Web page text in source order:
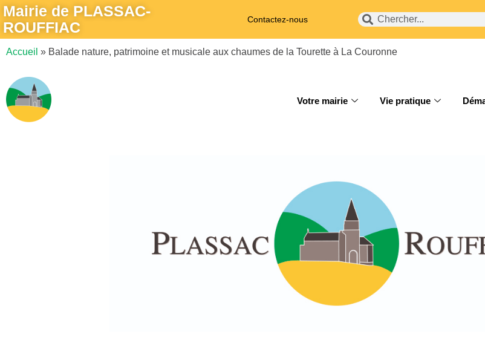
Mairie de PLASSAC-
ROUFFIAC
Contactez-nous
Accueil » Balade nature, patrimoine et musicale aux chaumes de la Tourette à La Couronne
Votre mairie Vie pratique